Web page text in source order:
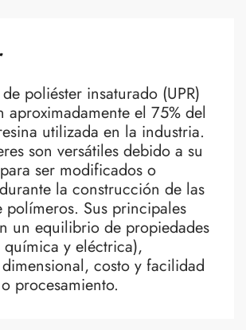
poliéster insaturado (UPR)
aproximadamente el 75% del
utilizada en la industria.
son versátiles debido a su
ser modificados o
la construcción de las
polímeros. Sus principales
un equilibrio de propiedades
y eléctrica),
costo y facilidad
procesamiento.